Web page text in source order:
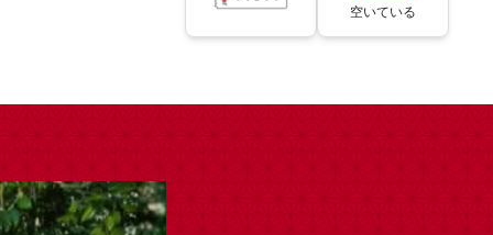
空いている